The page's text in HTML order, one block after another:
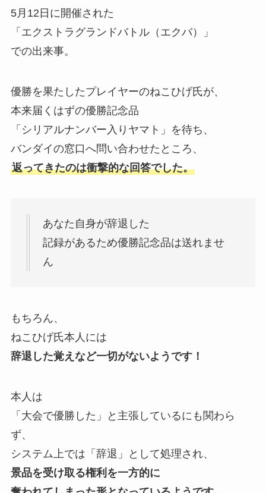
5月12日に開催された
「エクストラグランドバトル（エクバ）」
での出来事。
優勝を果たしたプレイヤーのねこひげ氏が、
本来届くはずの優勝記念品
「シリアルナンバー入りヤマト」を待ち、
バンダイの窓口へ問い合わせたところ、
返ってきたのは衝撃的な回答でした。
あなた自身が辞退した
記録があるため優勝記念品は送れませ
ん
もちろん、
ねこひげ氏本人には
辞退した覚えなど一切がないようです！
本人は
「大会で優勝した」と主張しているにも関わら
ず、
システム上では「辞退」として処理され、
景品を受け取る権利を一方的に